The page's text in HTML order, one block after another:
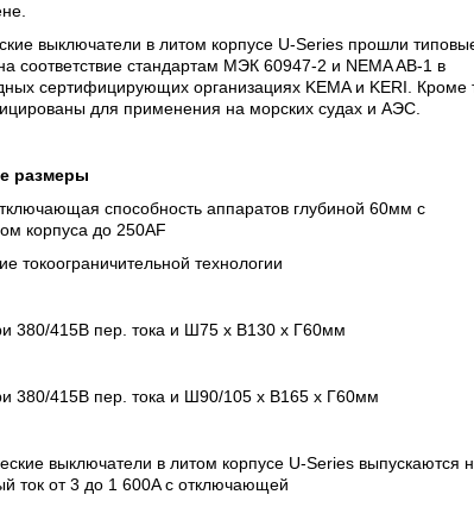
выключатели в литом корпусе U-Series прошли
соответствие стандартам МЭК 60947-2 и NEMA AB-1 в
сертифицирующих организациях KEMA и KERI. Кроме
для применения на морских судах и АЭС.
размеры
способность аппаратов глубиной 60мм с
корпуса до 250AF
токоограничительной технологии
380/415В пер. тока и Ш75 х В130 х Г60мм
380/415В пер. тока и Ш90/105 х В165 х Г60мм
выключатели в литом корпусе U-Series выпускаются
ток от 3 до 1 600A с отключающей